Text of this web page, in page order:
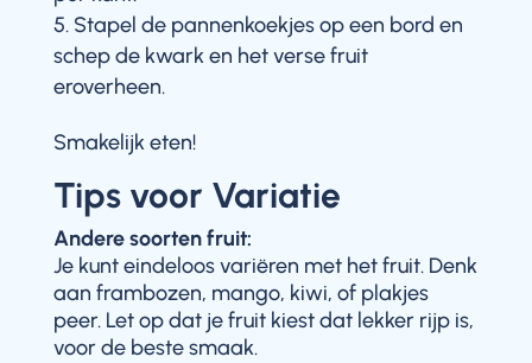
Stapel de pannenkoekjes op een bord en
schep de kwark en het verse fruit
eroverheen.
Smakelijk eten!
Tips voor Variatie
Andere soorten fruit:
Je kunt eindeloos variëren met het fruit. Denk
aan frambozen, mango, kiwi, of plakjes
peer. Let op dat je fruit kiest dat lekker rijp is,
voor de beste smaak.